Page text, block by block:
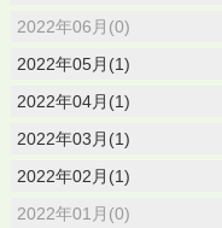
2022年06月(0)
2022年05月(1)
2022年04月(1)
2022年03月(1)
2022年02月(1)
2022年01月(0)